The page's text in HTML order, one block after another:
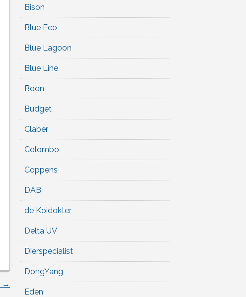
→
Bison
Blue Eco
Blue Lagoon
Blue Line
Boon
Budget
Claber
Colombo
Coppens
DAB
de Koidokter
Delta UV
Dierspecialist
DongYang
Eden